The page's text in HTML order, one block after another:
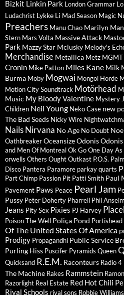
Bizkit Linkin Park London Grammar
Ludachrist Lykke Li Mad Season Magic
Preachers Manu Chao Marilyn
Stern Mars Volta Massive Attack
Park Mazzy Star Mclusky Melody's
Merchandise Metallica Metz MGMT
Cronin Mike Patton Miles Kane Milk
Burma Moby Mogwai Mongol Horde
Motion City Soundtrack Motörhead
Music My Bloody Valentine Mystery
Children Neil Young Neko Case new
The Bad Seeds Nicky Wire
Nails Nirvana No Age No Doubt
OathbreakerOceansizeOdonis Odonis
and MenOf MontrealOk GoOne Day As
orwells Others OughtOutkast P.O.S.
Disco Pantera Paramore parkay quarts
Part Chimp Passion Pit Patti Smith Paul
Pavement Paws Peace Pearl Jam
Pussy Peter Doherty Pharrell Phil
Jeans Pity Sex Pixies PJ Harvey
Poison The Well Poliça Pond Portishead
Of The United States Of America
Prodigy Propagandhi Public Service
Purling Hiss Puscifer Pyramids Queen
Quicksand R.E.M. Raconteurs Radio 4
The Machine Rakes Rammstein
Razorlight Real Estate Red Hot Chili
Rival Schools rival sons Robbie Williams